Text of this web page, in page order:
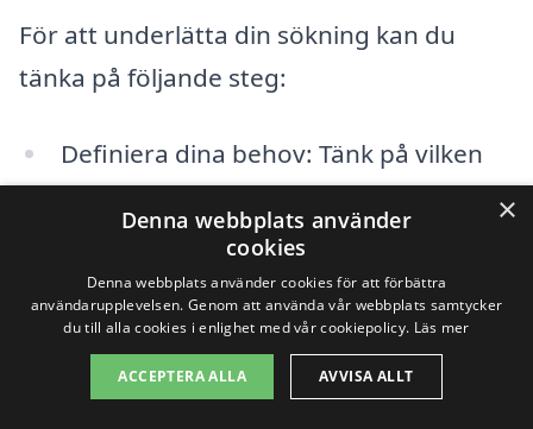
För att underlätta din sökning kan du
tänka på följande steg:
Definiera dina behov: Tänk på vilken
typ av renovering du vill göra och om
det kräver specialkunskaper.
Jämför erbjudanden: Be om offerter
från flera företag för att få en
uppfattning om priser och tjänster.
×
Denna webbplats använder
cookies
Denna webbplats använder cookies för att förbättra
användarupplevelsen. Genom att använda vår webbplats samtycker
du till alla cookies i enlighet med vår cookiepolicy. Läs mer
ACCEPTERA ALLA AVVISA ALLT